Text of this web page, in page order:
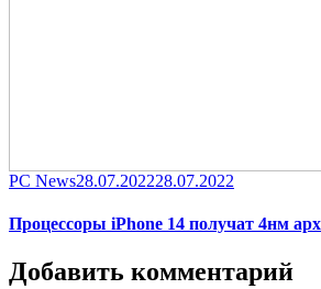
Category
PC NewsPosted
28.07.202228.07.2022
Процессоры iPhone 14 получат 4нм
Добавить комментарий